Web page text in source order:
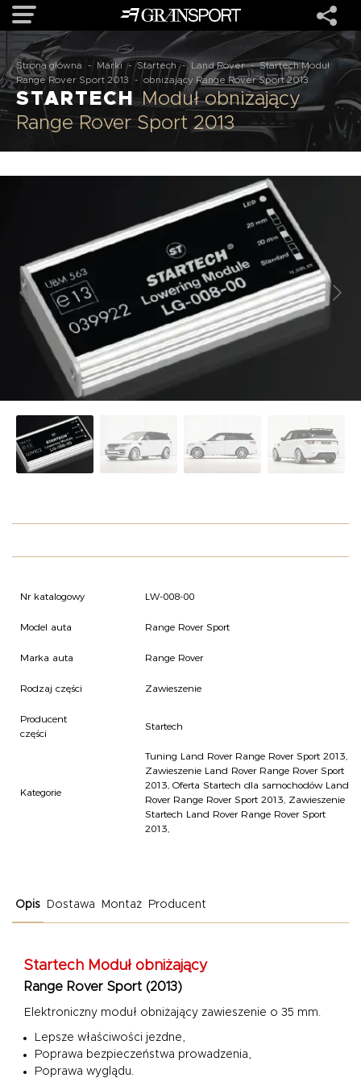
OFERTA
MARKI
REALIZACJE
O NAS
USŁUGI
KONTAKT
OFERTA BLOG
Strona główna - Marki - Startech - Land Rover -
Range Rover Sport 2013
-
Startech Moduł
obniżający Range Rover Sport 2013
STARTECHModuł obniżający
Range Rover Sport 2013
Nr katalogowy LW-008-00
Model auta Range Rover Sport
Marka auta Range Rover
Rodzaj części Zawieszenie
Producent
części
Startech
Kategorie
Tuning Land Rover Range Rover Sport 2013,
Zawieszenie Land Rover Range Rover Sport
2013, Oferta Startech dla samochodów Land
Rover Range Rover Sport 2013, Zawieszenie
Startech Land Rover Range Rover Sport
2013,
Opis Dostawa Montaż Producent
Startech Moduł obniżający
Range Rover Sport (2013)
Elektroniczny moduł obniżający zawieszenie o 35 mm.
Lepsze właściwości jezdne,
Poprawa bezpieczeństwa prowadzenia,
Poprawa wyglądu.